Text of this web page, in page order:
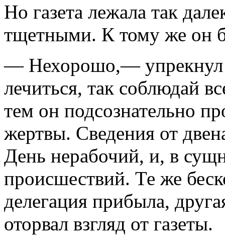
Но газета лежала так
тщетными. К тому же он
— Нехорошо,—
лечиться, так соблюдай
тем он подсознательно
жертвы. Сведения от
День нерабочий, и, в
происшествий. Те же
делегация прибыла,
оторвал взгляд от газеты.